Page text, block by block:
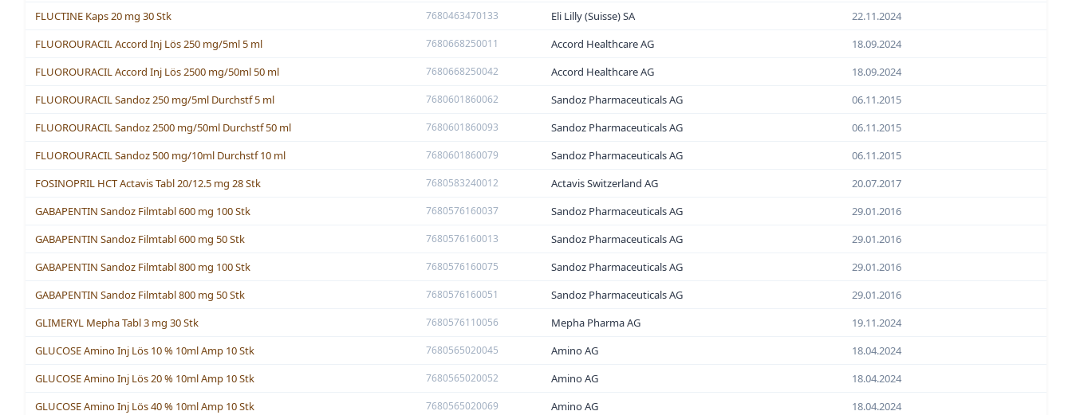
FLUCTINE Kaps 20 mg 30 Stk
7680463470133 Eli Lilly (Suisse) SA
22.11.2024
FLUOROURACIL Accord Inj Lös 250 mg/5ml 5 ml
7680668250011 Accord Healthcare AG
18.09.2024
FLUOROURACIL Accord Inj Lös 2500 mg/50ml 50 ml
7680668250042 Accord Healthcare AG
18.09.2024
FLUOROURACIL Sandoz 250 mg/5ml Durchstf 5 ml
7680601860062 Sandoz Pharmaceuticals AG
06.11.2015
FLUOROURACIL Sandoz 2500 mg/50ml Durchstf 50 ml
7680601860093 Sandoz Pharmaceuticals AG
06.11.2015
FLUOROURACIL Sandoz 500 mg/10ml Durchstf 10 ml
7680601860079 Sandoz Pharmaceuticals AG
06.11.2015
FOSINOPRIL HCT Actavis Tabl 20/12.5 mg 28 Stk
7680583240012 Actavis Switzerland AG
20.07.2017
GABAPENTIN Sandoz Filmtabl 600 mg 100 Stk
7680576160037 Sandoz Pharmaceuticals AG
29.01.2016
GABAPENTIN Sandoz Filmtabl 600 mg 50 Stk
7680576160013 Sandoz Pharmaceuticals AG
29.01.2016
GABAPENTIN Sandoz Filmtabl 800 mg 100 Stk
7680576160075 Sandoz Pharmaceuticals AG
29.01.2016
GABAPENTIN Sandoz Filmtabl 800 mg 50 Stk
7680576160051 Sandoz Pharmaceuticals AG
29.01.2016
GLIMERYL Mepha Tabl 3 mg 30 Stk
7680576110056 Mepha Pharma AG
19.11.2024
GLUCOSE Amino Inj Lös 10 % 10ml Amp 10 Stk
7680565020045 Amino AG
18.04.2024
GLUCOSE Amino Inj Lös 20 % 10ml Amp 10 Stk
7680565020052 Amino AG
18.04.2024
GLUCOSE Amino Inj Lös 40 % 10ml Amp 10 Stk
7680565020069 Amino AG 18.04.2024